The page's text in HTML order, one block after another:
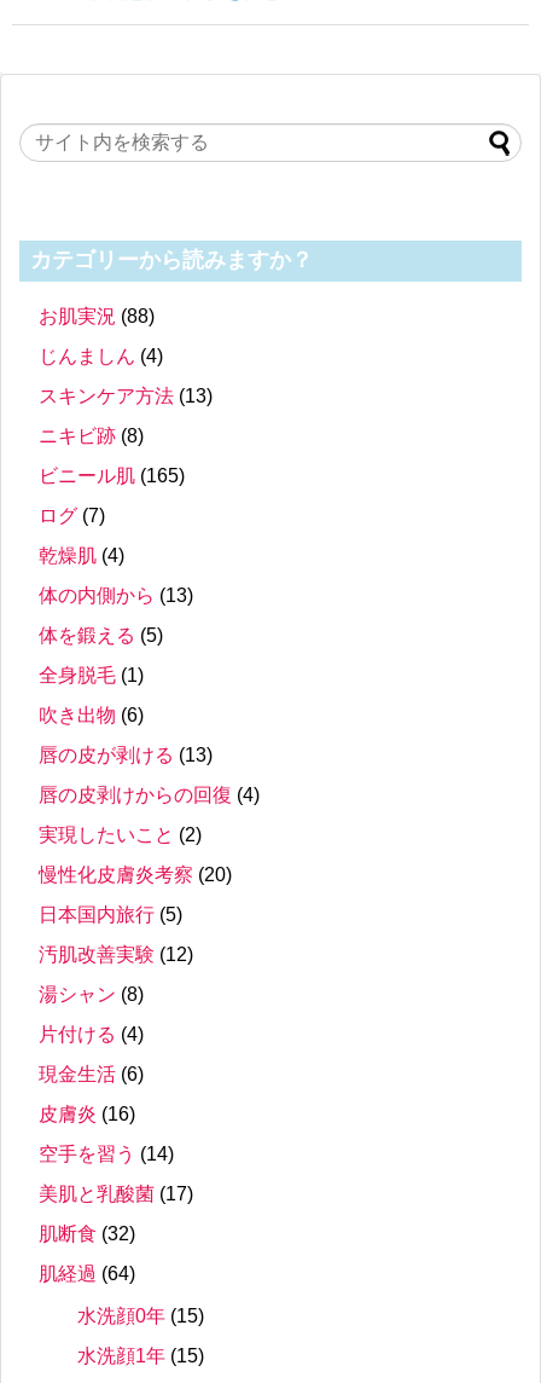
カテゴリーから読みますか？
お肌実況 (88)
じんましん (4)
スキンケア方法 (13)
ニキビ跡 (8)
ビニール肌 (165)
ログ (7)
乾燥肌 (4)
体の内側から (13)
体を鍛える (5)
全身脱毛 (1)
吹き出物 (6)
唇の皮が剥ける (13)
唇の皮剥けからの回復 (4)
実現したいこと (2)
慢性化皮膚炎考察 (20)
日本国内旅行 (5)
汚肌改善実験 (12)
湯シャン (8)
片付ける (4)
現金生活 (6)
皮膚炎 (16)
空手を習う (14)
美肌と乳酸菌 (17)
肌断食 (32)
肌経過 (64)
水洗顔0年 (15)
水洗顔1年 (15)